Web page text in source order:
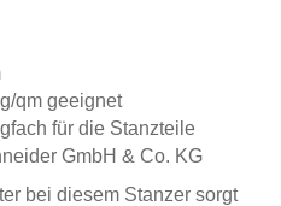
qm geeignet
für die Stanzteile
GmbH & Co. KG
bei diesem Stanzer sorgt